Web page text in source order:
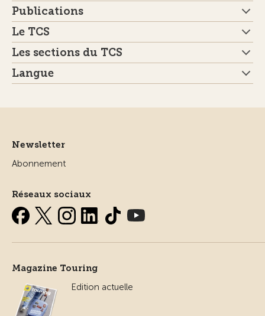
Publications
Le TCS
Les sections du TCS
Langue
Newsletter
Abonnement
Réseaux sociaux
Magazine Touring
Edition actuelle